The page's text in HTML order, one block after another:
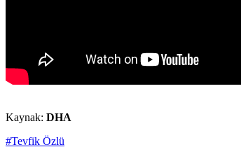
Kaynak: DHA
#Tevfik Özlü